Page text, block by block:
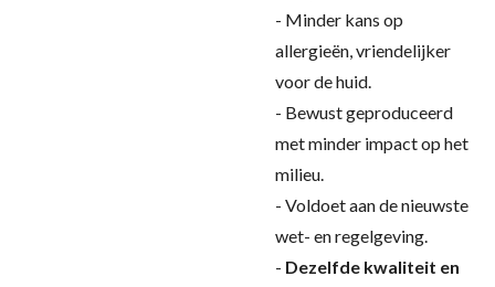
- Minder kans op
allergieën, vriendelijker
voor de huid.
- Bewust geproduceerd
met minder impact op het
milieu.
- Voldoet aan de nieuwste
wet- en regelgeving.
- Dezelfde kwaliteit en